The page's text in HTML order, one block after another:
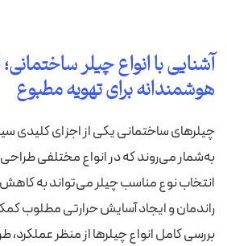
آشنایی با انواع چیلر
هوشمندانه برای تهویه مطبوع
چیلرهای ساختمانی یکی از اجزای کلیدی
به‌شمار می‌روند که در انواع مختلفی
انتخاب نوع مناسب چیلر می‌تواند به
راندمان و ایجاد آسایش حرارتی مطلوب
بررسی کامل انواع چیلرها از منظر عملکرد،